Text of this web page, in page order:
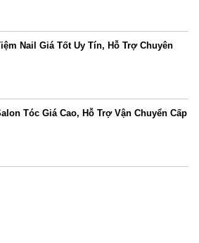
Nail Giá Tốt Uy Tín, Hỗ Trợ Chuyên
Tóc Giá Cao, Hỗ Trợ Vận Chuyển Cấp